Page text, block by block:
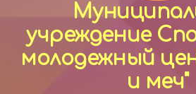
учреждение
молодежный
и меч"